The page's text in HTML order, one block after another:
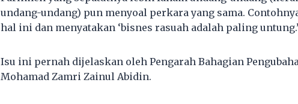
undang-undang) pun menyoal perkara yang sama.
hal ini dan menyatakan ‘bisnes rasuah adalah paling untung.’
Isu ini pernah dijelaskan oleh Pengarah Bahagian
Mohamad Zamri Zainul Abidin.